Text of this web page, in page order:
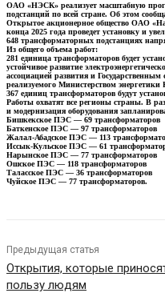
ОАО «НЭСК» реализует масштабную
подстанций по всей стране. Об этом
Открытое акционерное общество ОАО
конца 2025 года проведет установку и
648 трансформаторных подстанциях
Из общего объема работ:
281 единица трансформаторов будет
устойчивое развитие
ассоциацией развития и
реализуемого Министерством
367 единиц трансформаторов будут
Работы охватят все регионы страны. В
и модернизация оборудования
Бишкекское ПЭС — 69 трансформаторов
Баткенское ПЭС — 97 трансформаторов
Жалал-Абадское ПЭС — 113
Иссык-Кульское ПЭС — 61
Нарынское ПЭС — 77 трансформаторов
Ошское ПЭС — 118 трансформаторов
Таласское ПЭС — 36 трансформаторов
Чуйское ПЭС — 77 трансформаторов.
Предыдущая статья
Открытия, которые
пользу людям